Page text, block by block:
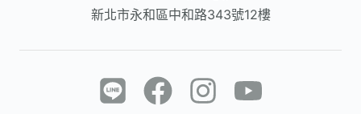
新北市永和區中和路343號12樓